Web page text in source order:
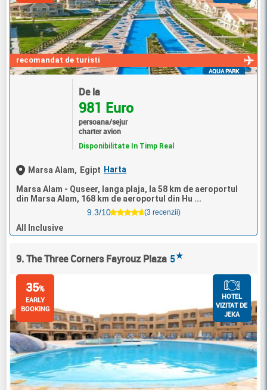
recomandat de turisti
AQUA PARK
De la
981 Euro
persoana/sejur
charter avion
Disponibilitate In Timp Real
Marsa Alam, Egipt Harta
Marsa Alam - Quseer, langa plaja, la 58 km de aeroportul
din Marsa Alam, 168 km de aeroportul din Hu ...
9.3/10
(3 recenzii)
All Inclusive
9. The Three Corners Fayrouz Plaza 5★
35%
EARLY
BOOKING
HOTEL
VIZITAT DE
JEKA